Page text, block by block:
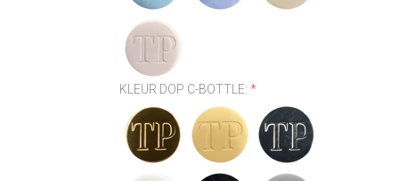
KLEUR DOP C-BOTTLE:*